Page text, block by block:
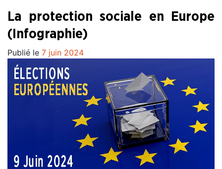
La protection sociale en Europe
(Infographie)
Publié le 7 juin 2024